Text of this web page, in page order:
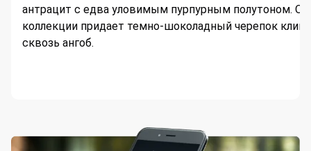
антрацит с едва уловимым пурпурным полутоном.
коллекции придает темно-шоколадный черепок
сквозь ангоб.